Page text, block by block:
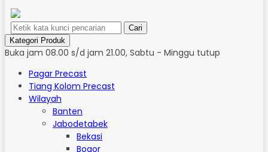
Cari
Kategori Produk
Buka jam 08.00 s/d jam 21.00, Sabtu - Minggu tutup
Pagar Precast
Tiang Kolom Precast
Wilayah
Banten
Jabodetabek
Bekasi
Bogor